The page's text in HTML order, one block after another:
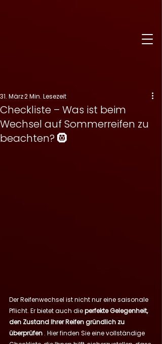
Checkliste – Was ist beim
Wechsel auf Sommerreifen zu
beachten? 🛞
31. März2 Min. Lesezeit
Der Reifenwechsel ist nicht nur eine saisonale
Pflicht. Er bietet auch die perfekte Gelegenheit,
den Zustand Ihrer Reifen gründlich zu
überprüfen . Hier finden Sie eine vollständige